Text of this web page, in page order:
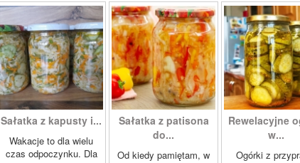
Sałatka z kapusty i...
Wakacje to dla wielu
czas odpoczynku. Dla
Sałatka z patisona
do...
Od kiedy pamiętam, w
Rewelacyjne
w...
Ogórki z